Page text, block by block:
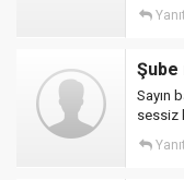
Şube
Sayın
sessiz